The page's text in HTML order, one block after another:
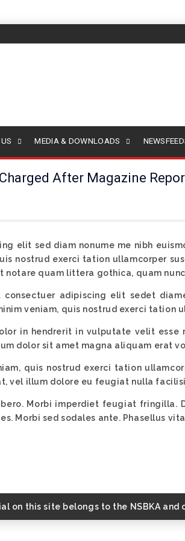
MEDIA & DOWNLOADS
After Magazine
elit sed diam nonume me nibh
nostrud exerci tation ullamcorper
notare quam littera gothica, quam
consectuer adipiscing elit sedet
veniam, quis nostrud exerci tation
in hendrerit in vulputate velit
dolor sit amet magna aliquam erat
quis nostrud exerci tation
vel illum dolore eu feugiat nulla
Morbi imperdiet feugiat fringilla.
Morbi sed sodales ante. Phasellus
on this site belongs to the NSBKA and